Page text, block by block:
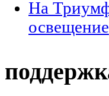
На
освещение